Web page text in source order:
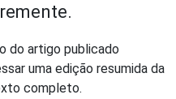
do artigo publicado
uma edição resumida da
completo.